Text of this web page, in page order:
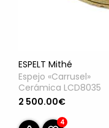
ESPELT Mithé
Espejo «Carrusel»
Cerámica LCD8035
2 500.00€
4